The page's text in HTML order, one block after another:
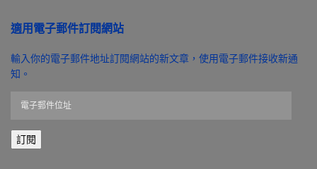
適用電子郵件訂閱網站
輸入你的電子郵件地址訂閱網站的新文章，使用電子郵件接收新通
知。
郵
件訂閱